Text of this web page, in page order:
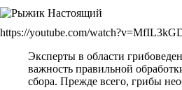
https://youtube.com/
Эксперты в области
важность правильной
сбора. Прежде всего, грибы